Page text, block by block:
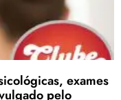
exames
pelo